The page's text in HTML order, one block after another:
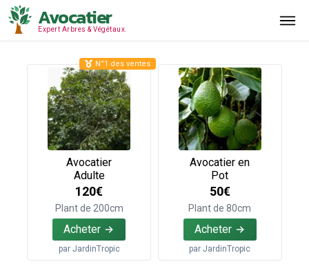
Avocatier
Expert Arbres & Végétaux.
Avocatier
Adulte
120€
Plant de 200cm
Acheter
par JardinTropic
N°1 des ventes
Avocatier en
Pot
50€
Plant de 80cm
Acheter
parJardinTropic